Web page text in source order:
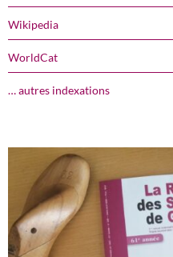
Wikipedia
WorldCat
… autres indexations